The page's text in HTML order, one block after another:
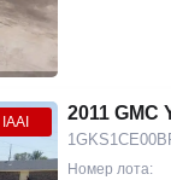
IAAI 2011 GMC
Номер лота: